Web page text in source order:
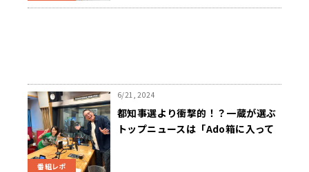
番組レポ
6/21, 2024
都知事選より衝撃的！？一蔵が選ぶ
トップニュースは「Ado箱に入って